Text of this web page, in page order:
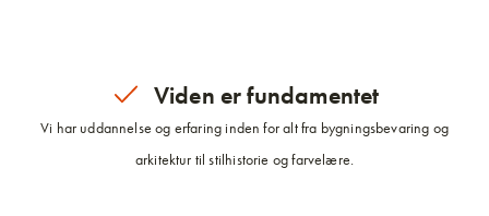
Viden er fundamentet
Vi har uddannelse og erfaring inden for alt fra bygningsbevaring og
arkitektur til stilhistorie og farvelære.